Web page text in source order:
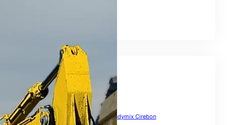
Tags
biaya sewa excavator
Harga Beton Readymix Cirebon